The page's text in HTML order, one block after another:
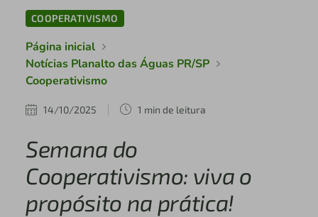
COOPERATIVISMO
Página inicial
Notícias Planalto das Águas PR/SP
Cooperativismo
14/10/2025 1 min de leitura
Semana do
Cooperativismo: viva o
propósito na prática!